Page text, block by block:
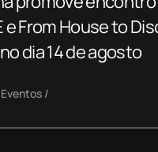
e From House to
dia 14 de agosto
Eventos